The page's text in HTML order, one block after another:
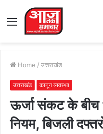
Menu
Home / उत्तराखंड
उत्तराखंड कानून व्यवस्था
ऊर्जा संकट के बीच
नियम, बिजली